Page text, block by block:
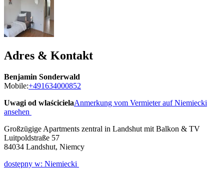
Adres & Kontakt
Benjamin Sonderwald
Mobile:+491634000852
Uwagi od wlaścicielaAnmerkung vom Vermieter auf Niemiecki
ansehen
Großzügige Apartments zentral in Landshut mit Balkon & TV
Luitpoldstraße 57
84034 Landshut, Niemcy
dostępny w: Niemiecki